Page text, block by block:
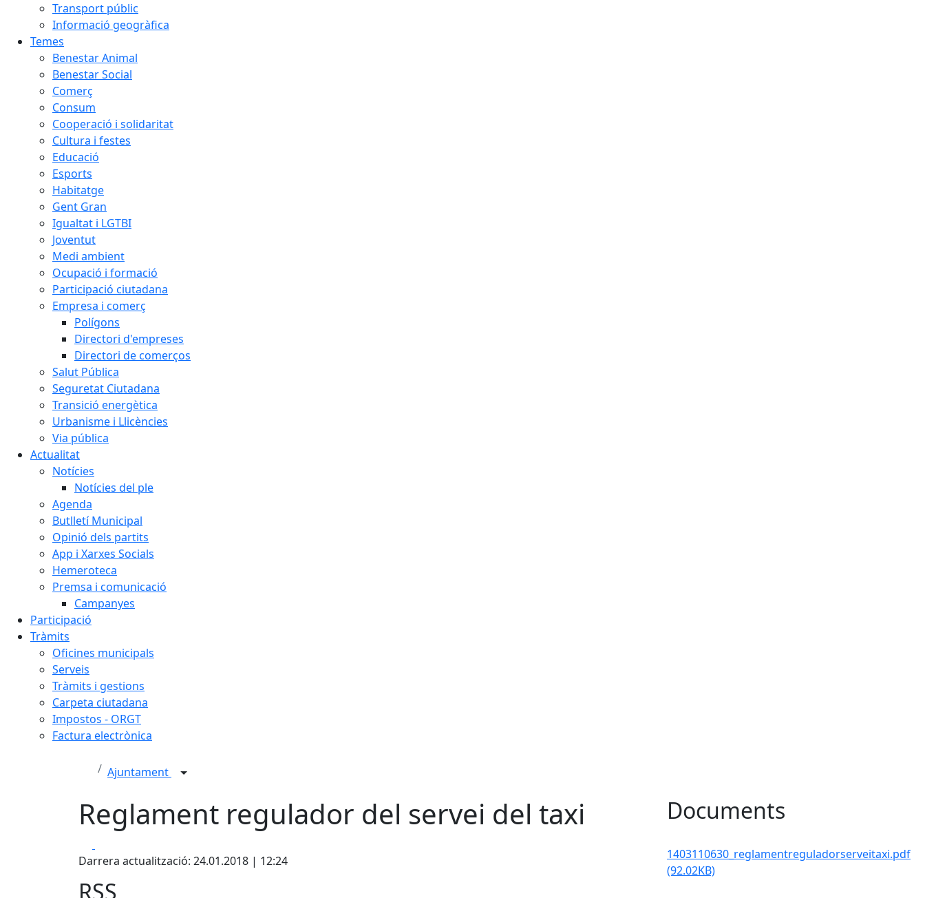
Transport públic
Informació geogràfica
Temes
Benestar Animal
Benestar Social
Comerç
Consum
Cooperació i solidaritat
Cultura i festes
Educació
Esports
Habitatge
Gent Gran
Igualtat i LGTBI
Joventut
Medi ambient
Ocupació i formació
Participació ciutadana
Empresa i comerç
Polígons
Directori d'empreses
Directori de comerços
Salut Pública
Seguretat Ciutadana
Transició energètica
Urbanisme i Llicències
Via pública
Actualitat
Notícies
Notícies del ple
Agenda
Butlletí Municipal
Opinió dels partits
App i Xarxes Socials
Hemeroteca
Premsa i comunicació
Campanyes
Participació
Tràmits
Oficines municipals
Serveis
Tràmits i gestions
Carpeta ciutadana
Impostos - ORGT
Factura electrònica
Ajuntament
Reglament regulador del servei del taxi
Darrera actualització: 24.01.2018 | 12:24
Documents
1403110630_reglamentreguladorserveitaxi.pdf
(92.02KB)
RSS